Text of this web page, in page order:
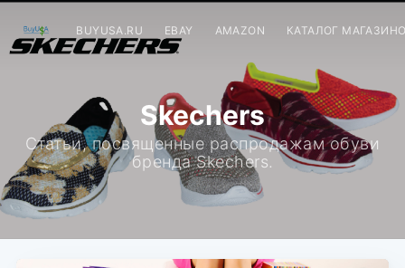
BUYUSA.RU EBAY AMAZON КАТАЛОГ
Skechers
Статьи, посвященные распродажам обуви
бренда Skechers.